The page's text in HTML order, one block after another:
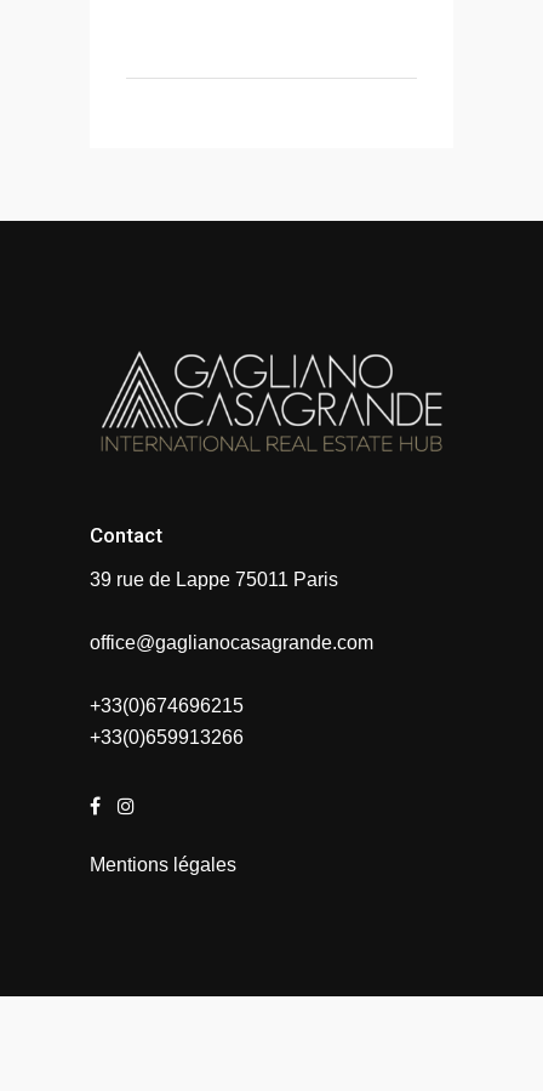
Contact
39 rue de Lappe 75011 Paris
office@gaglianocasagrande.com
+33(0)674696215
+33(0)659913266
Mentions légales